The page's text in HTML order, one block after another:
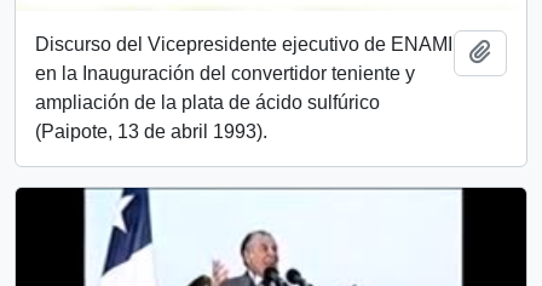
Discurso del Vicepresidente ejecutivo de ENAMI
en la Inauguración del convertidor teniente y
ampliación de la plata de ácido sulfúrico
(Paipote, 13 de abril 1993).